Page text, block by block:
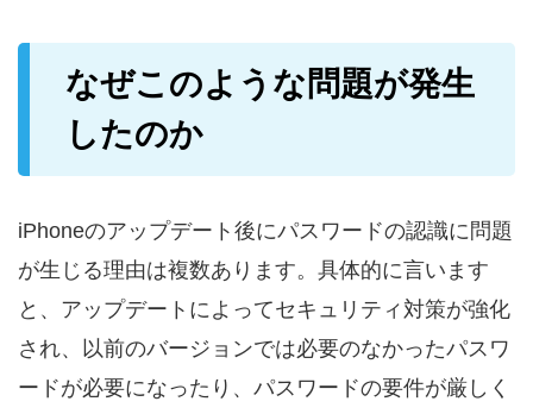
なぜこのような問題が発生
したのか
iPhoneのアップデート後にパスワードの認識に問題
が生じる理由は複数あります。具体的に言います
と、アップデートによってセキュリティ対策が強化
され、以前のバージョンでは必要のなかったパスワ
ードが必要になったり、パスワードの要件が厳しく